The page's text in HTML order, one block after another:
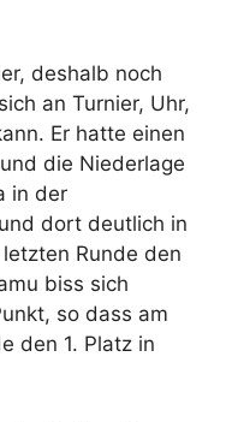
deshalb noch
an Turnier, Uhr,
Er hatte einen
die Niederlage
in der
dort deutlich in
Runde den
biss sich
so dass am
den 1. Platz in